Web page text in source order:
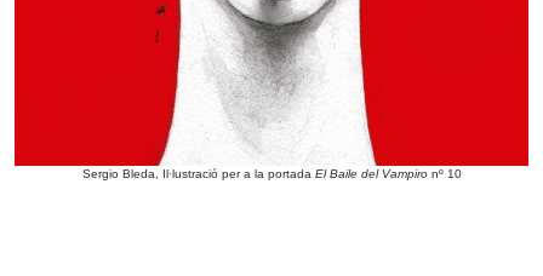
Sergio Bleda, Il·lustració per a la portada El Baile del Vampironº 10